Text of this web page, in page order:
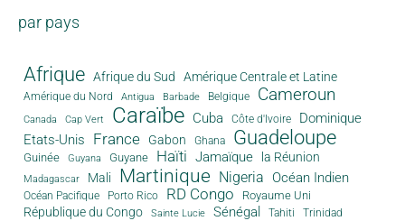
par pays
Afrique Afrique du Sud Amérique Centrale et Latine
Amérique du Nord Antigua Barbade Belgique Cameroun
Canada Cap Vert Caraïbe Cuba Côte d'Ivoire
Dominique
Etats-Unis
France Gabon Ghana Guadeloupe
Guinée Guyana Guyane Haïti Jamaïque la Réunion
Madagascar Mali Martinique Nigeria Océan Indien
Océan Pacifique Porto Rico RD Congo Royaume Uni
République du Congo Sainte Lucie Sénégal Tahiti Trinidad